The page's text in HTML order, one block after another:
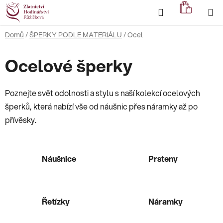
Přejít
na
obsah
Hledat
KOŠÍK
Domů /ŠPERKY PODLE MATERIÁLU /Ocel
Ocelové šperky
Poznejte svět odolnosti a stylu s naší kolekcí ocelových
šperků, která nabízí vše od náušnic přes náramky až po
přívěsky.
Náušnice Prsteny
Řetízky Náramky